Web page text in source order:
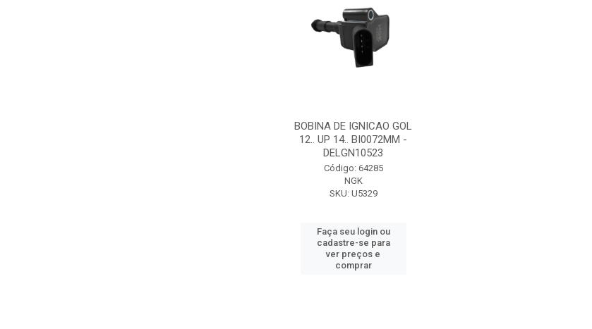
BOBINA DE IGNICAO GOL
12.. UP 14.. BI0072MM -
DELGN10523
Código: 64285
NGK
SKU: U5329
Faça seu login ou
cadastre-se para
ver preços e
comprar